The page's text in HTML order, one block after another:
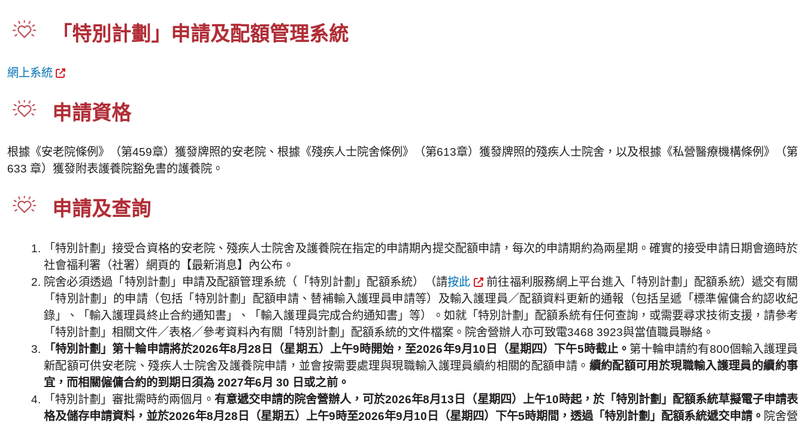
「特別計劃」申請及配額管理系統
網上系統
申請資格
根據《安老院條例》（第459章）獲發牌照的安老院、根據《殘疾人士院舍條例》（第613章）獲發牌照的殘疾人士院舍，以及根據《私營醫療機構條例》（第
633 章）獲發附表護養院豁免書的護養院。
申請及查詢
「特別計劃」接受合資格的安老院、殘疾人士院舍及護養院在指定的申請期內提交配額申請，每次的申請期約為兩星期。確實的接受申請日期會適時於
社會福利署（社署）網頁的【最新消息】內公布。
院舍必須透過「特別計劃」申請及配額管理系統（「特別計劃」配額系統）（請按此
前往福利服務網上平台進入「特別計劃」配額系統）遞交有關
「特別計劃」的申請（包括「特別計劃」配額申請、替補輸入護理員申請等）及輸入護理員／配額資料更新的通報（包括呈遞「標準僱傭合約認收紀
錄」、「輸入護理員終止合約通知書」、「輸入護理員完成合約通知書」等）。如就「特別計劃」配額系統有任何查詢，或需要尋求技術支援，請參考
「特別計劃」相關文件／表格／參考資料內有關「特別計劃」配額系統的文件檔案。院舍營辦人亦可致電3468 3923與當值職員聯絡。
「特別計劃」第十輪申請將於2026年8月28日（星期五）上午9時開始，至2026年9月10日（星期四）下午5時截止。 第十輪申請約有800個輸入護理員
新配額可供安老院、殘疾人士院舍及護養院申請，並會按需要處理與現職輸入護理員續約相關的配額申請。 續約配額可用於現職輸入護理員的續約事
宜，而相關僱傭合約的到期日須為 2027年6月 30 日或之前。
「特別計劃」審批需時約兩個月。有意遞交申請的院舍營辦人，可於2026年8月13日（星期四）上午10時起，於「特別計劃」配額系統草擬電子申請表
格及儲存申請資料，並於2026年8月28日（星期五）上午9時至2026年9月10日（星期四）下午5時期間，透過「特別計劃」配額系統遞交申請。 院舍營